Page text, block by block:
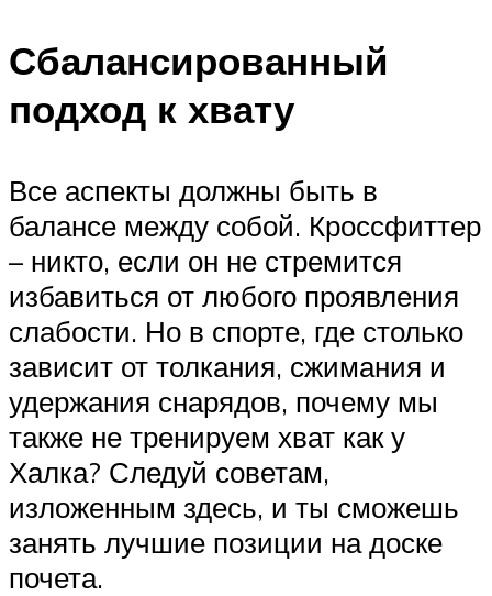
Сбалансированный
подход к хвату
Все аспекты должны быть в
балансе между собой. Кроссфиттер
– никто, если он не стремится
избавиться от любого проявления
слабости. Но в спорте, где столько
зависит от толкания, сжимания и
удержания снарядов, почему мы
также не тренируем хват как у
Халка? Следуй советам,
изложенным здесь, и ты сможешь
занять лучшие позиции на доске
почета.